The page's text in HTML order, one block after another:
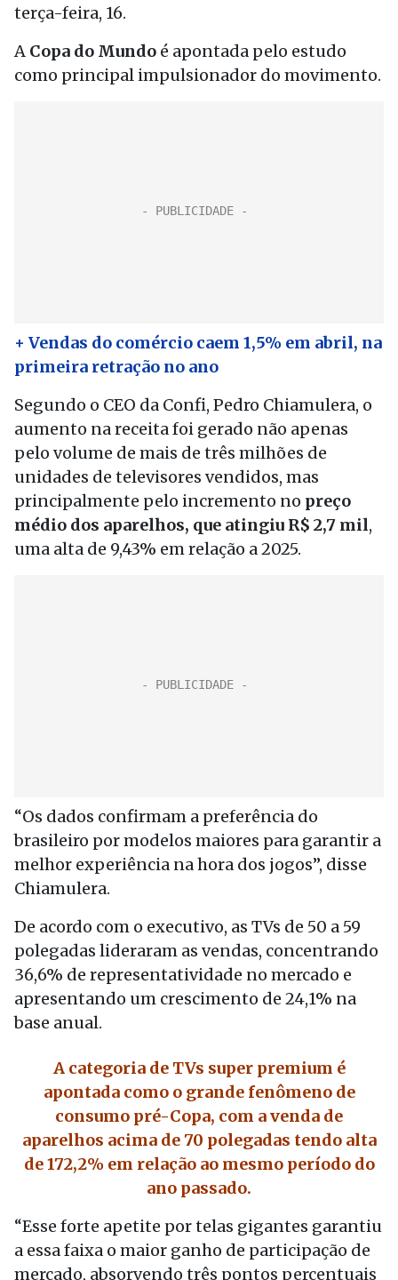
terça-feira, 16.
A Copa do Mundo é apontada pelo estudo
como principal impulsionador do movimento.
+ Vendas do comércio caem 1,5% em abril, na
primeira retração no ano
Segundo o CEO da Confi, Pedro Chiamulera, o
aumento na receita foi gerado não apenas
pelo volume de mais de três milhões de
unidades de televisores vendidos, mas
principalmente pelo incremento no preço
médio dos aparelhos, que atingiu R$ 2,7 mil,
uma alta de 9,43% em relação a 2025.
“Os dados confirmam a preferência do
brasileiro por modelos maiores para garantir a
melhor experiência na hora dos jogos”, disse
Chiamulera.
De acordo com o executivo, as TVs de 50 a 59
polegadas lideraram as vendas, concentrando
36,6% de representatividade no mercado e
apresentando um crescimento de 24,1% na
base anual.
A categoria de TVs super premium é
apontada como o grande fenômeno de
consumo pré-Copa, com a venda de
aparelhos acima de 70 polegadas tendo alta
de 172,2% em relação ao mesmo período do
ano passado.
“Esse forte apetite por telas gigantes garantiu
a essa faixa o maior ganho de participação de
mercado, absorvendo três pontos percentuais